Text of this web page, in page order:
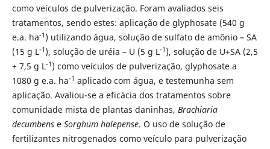
como veículos de pulverização. Foram avaliados seis
tratamentos, sendo estes: aplicação de glyphosate (540 g
e.a. ha-1 ) utilizando água, solução de sulfato de amônio – SA
(15 g L-1 ), solução de uréia – U (5 g L-1 ), solução de U+SA (2,5
+ 7,5 g L-1 ) como veículos de pulverização, glyphosate a
1080 g e.a. ha-1 aplicado com água, e testemunha sem
aplicação. Avaliou-se a eficácia dos tratamentos sobre
comunidade mista de plantas daninhas, Brachiaria
decumbens e Sorghum halepense. O uso de solução de
fertilizantes nitrogenados como veículo para pulverização